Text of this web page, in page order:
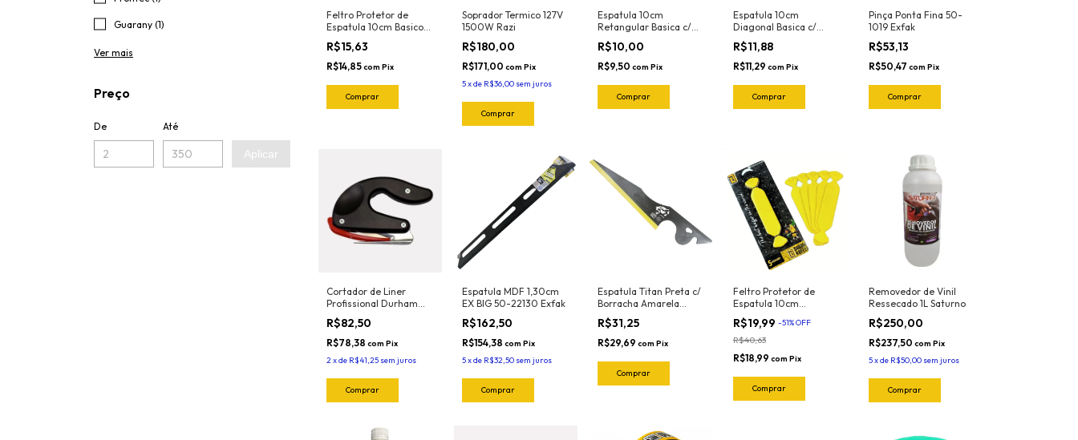
Guarany (1)
Ver mais
Preço
De Até
Aplicar
Feltro Protetor de
Espatula 10cm Basico
Amarelo (5und) 1090
Ronek
R$15,63
R$14,85com Pix
Soprador Termico 127V
1500W Razi
R$180,00
R$171,00 com Pix
5xde R$36,00 sem juros
Espatula 10cm
Retangular Basica c/
Feltro (Amarela-Semi
Flexivel) 50-2032 Exfak
R$10,00
R$9,50 com Pix
Espatula 10cm
Diagonal Basica c/
Feltro (Amarela-Semi
Flexivel) 50-2023 Exfak
R$11,88
R$11,29 com Pix
Pinça Ponta Fina 50-
1019 Exfak
R$53,13
R$50,47 com Pix
Cortador de Liner
Profissional Durham
HT30 Norma
R$82,50
R$78,38 com Pix
2xde R$41,25 sem juros
Espatula MDF 1,30cm
EX BIG 50-22130 Exfak
R$162,50
R$154,38 com Pix
5xde R$32,50 sem juros
Espatula Titan Preta c/
Borracha Amarela
(Flexivel) 50-2044
Exfak
R$31,25
R$29,69 com Pix
Feltro Protetor de
Espatula 10cm
Profissional (Blister c/
5und) Banana Buffer
R$19,99 -51%OFF
R$40,63
R$18,99 com Pix
Removedor de Vinil
Ressecado 1L Saturno
R$250,00
R$237,50 com Pix
5xde R$50,00 sem juros